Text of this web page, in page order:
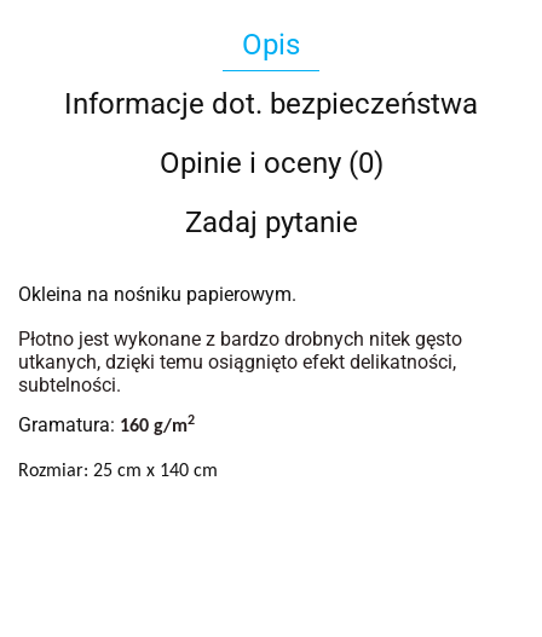
Opis
Informacje dot. bezpieczeństwa
Opinie i oceny (0)
Zadaj pytanie
Okleina na nośniku papierowym.
Płotno jest wykonane z bardzo drobnych nitek gęsto
utkanych, dzięki temu osiągnięto efekt delikatności,
subtelności.
Gramatura: 160 g/m2
Rozmiar: 25 cm x 140 cm